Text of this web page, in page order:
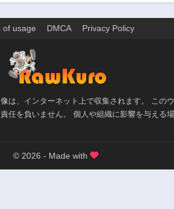
of usage DMCA Privacy Policy
は、インターネット上で収集されます。 この
任を負いません。 個人や組織に影響を与える
© 2026 - Made with